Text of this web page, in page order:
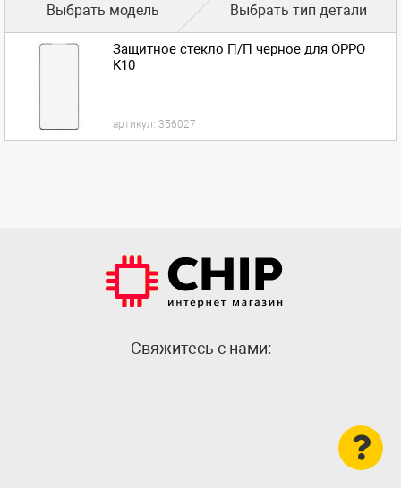
Выбрать модель Выбрать тип детали
Защитное стекло П/П черное для OPPO
K10
артикул: 356027
Cвяжитесь с нами: